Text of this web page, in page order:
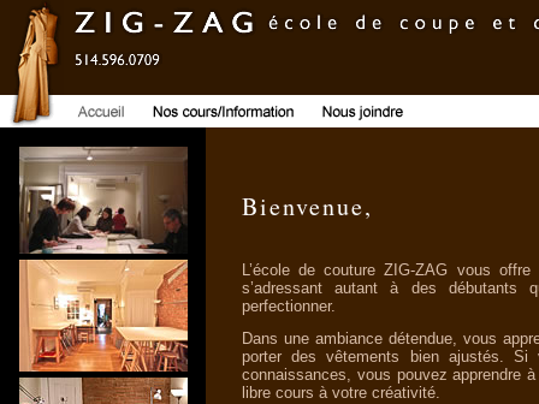
Bienvenue,
L’école de couture ZIG-ZAG vous offre
s’adressant autant à des débutants
perfectionner.
Dans une ambiance détendue, vous
porter des vêtements bien ajustés. Si
connaissances, vous pouvez apprendre
libre cours à votre créativité.